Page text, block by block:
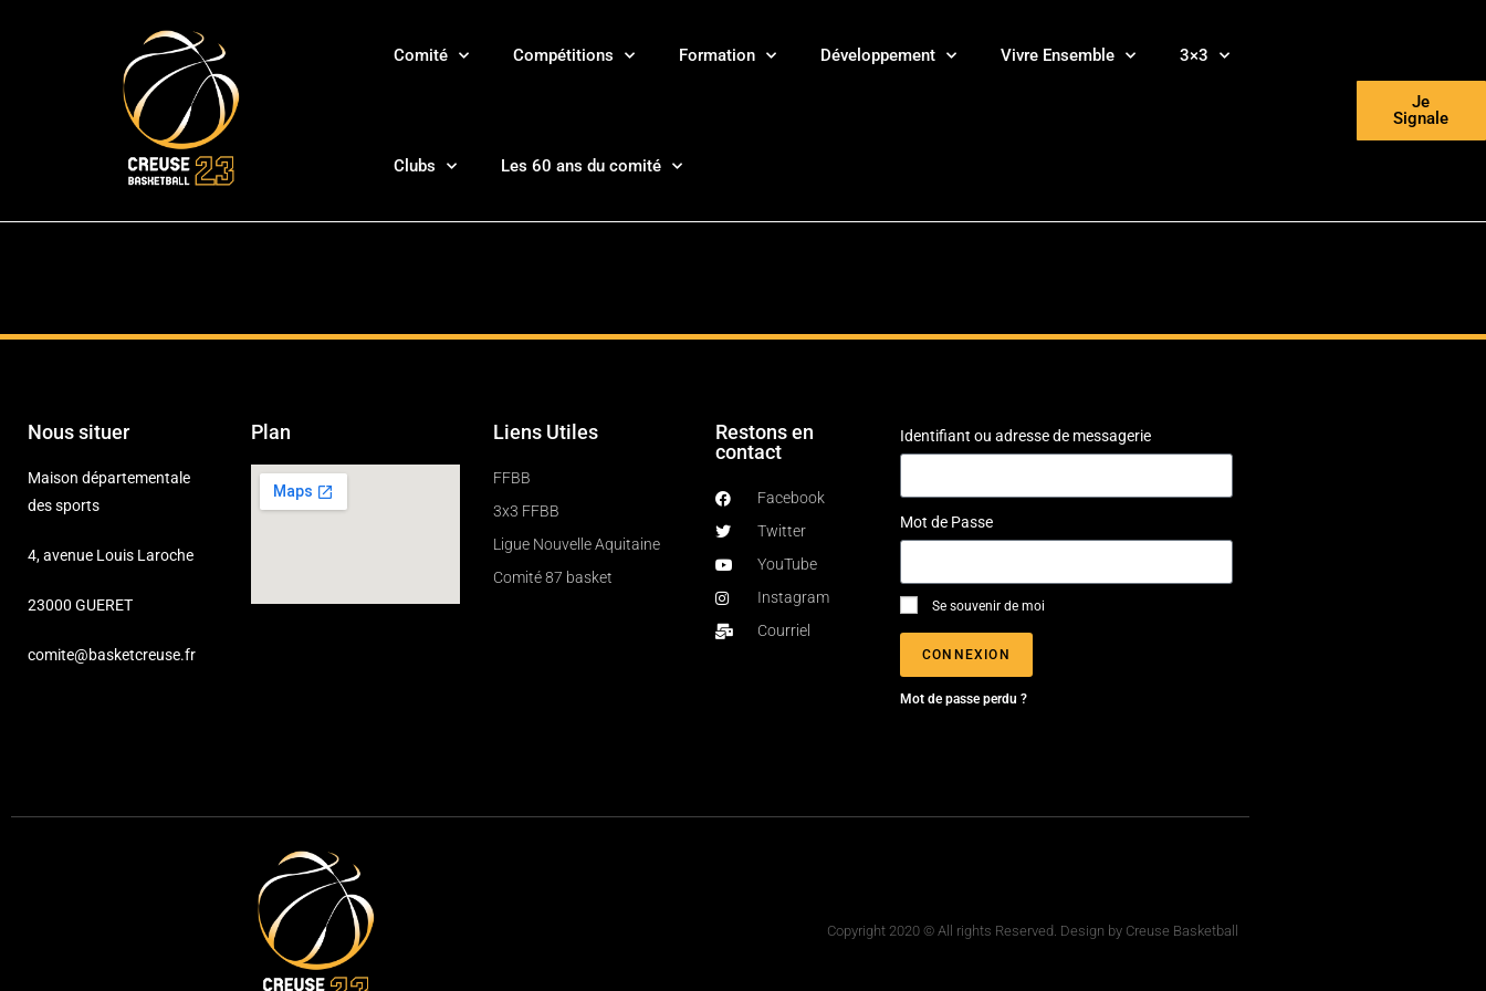
Comité Compétitions Formation Développement Vivre Ensemble 3×3
Clubs Les 60 ans du comité
Je
Signale
Nous situer
Maison départementale
des sports
4, avenue Louis Laroche
23000 GUERET
comite@basketcreuse.fr
Plan Liens Utiles
FFBB
3x3 FFBB
Ligue Nouvelle Aquitaine
Comité 87 basket
Restons en
contact
Facebook
Twitter
YouTube
Instagram
Courriel
Identifiant ou adresse de messagerie
Mot de Passe
Se souvenir de moi
CONNEXION
Mot de passe perdu ?
Copyright 2020 © All rights Reserved. Design by Creuse Basketball